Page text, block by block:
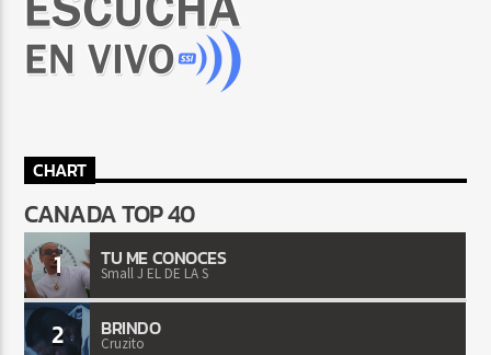
CHART
CANADA TOP 40
1 TU ME CONOCES
Small J EL DE LA S
2 BRINDO
Cruzito